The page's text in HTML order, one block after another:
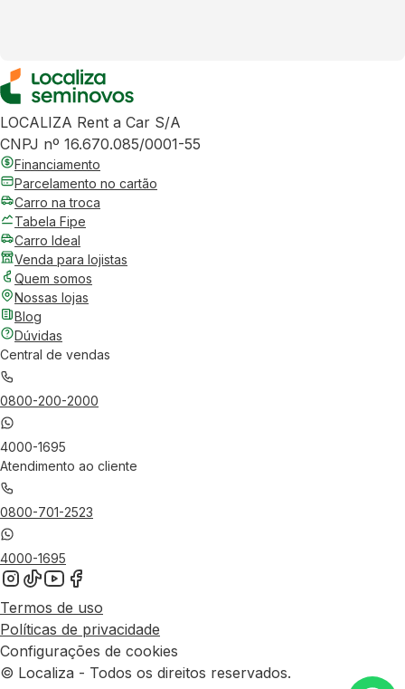
LOCALIZA Rent a Car S/A
CNPJ nº 16.670.085/0001-55
Financiamento
Parcelamento no cartão
Carro na troca
Tabela Fipe
Carro Ideal
Venda para lojistas
Quem somos
Nossas lojas
Blog
Dúvidas
Central de vendas
0800-200-2000
4000-1695
Atendimento ao cliente
0800-701-2523
4000-1695
Termos de uso
Políticas de privacidade
Configurações de cookies
© Localiza - Todos os direitos reservados.